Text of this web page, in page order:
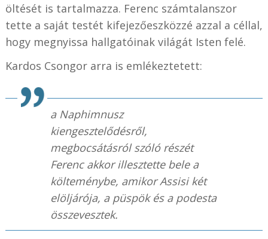
öltését is tartalmazza. Ferenc számtalanszor
tette a saját testét kifejezőeszközzé azzal a céllal,
hogy megnyissa hallgatóinak világát Isten felé.
Kardos Csongor arra is emlékeztetett:
a Naphimnusz
kiengesztelődésről,
megbocsátásról szóló részét
Ferenc akkor illesztette bele a
költeménybe, amikor Assisi két
elöljárója, a püspök és a podesta
összevesztek.